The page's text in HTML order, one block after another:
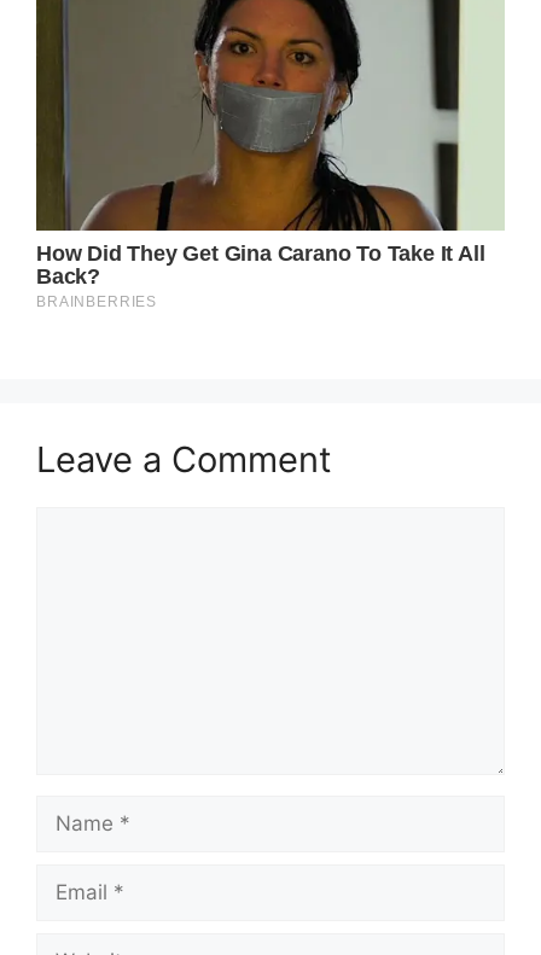
Leave a Comment